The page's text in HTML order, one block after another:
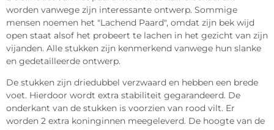
worden vanwege zijn interessante ontwerp. Sommige
mensen noemen het "Lachend Paard", omdat zijn bek wijd
open staat alsof het probeert te lachen in het gezicht van zijn
vijanden. Alle stukken zijn kenmerkend vanwege hun slanke
en gedetailleerde ontwerp.
De stukken zijn driedubbel verzwaard en hebben een brede
voet. Hierdoor wordt extra stabiliteit gegarandeerd. De
onderkant van de stukken is voorzien van rood vilt. Er
worden 2 extra koninginnen meegeleverd. De hoogte van de